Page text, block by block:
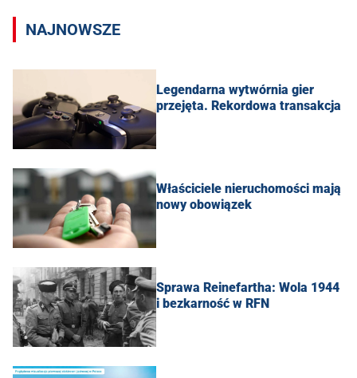
NAJNOWSZE
Legendarna wytwórnia gier
przejęta. Rekordowa transakcja
Właściciele nieruchomości mają
nowy obowiązek
Sprawa Reinefartha: Wola 1944
i bezkarność w RFN